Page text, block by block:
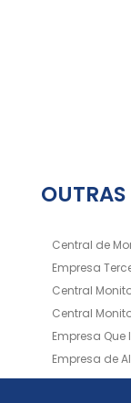
OUTRAS
Central de
Empresa
Central
Central
Empresa
Empresa de
Empresa de